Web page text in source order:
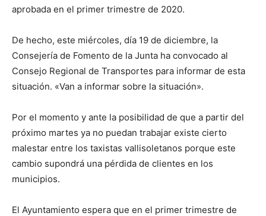
aprobada en el primer trimestre de 2020.
De hecho, este miércoles, día 19 de diciembre, la
Consejería de Fomento de la Junta ha convocado al
Consejo Regional de Transportes para informar de esta
situación. «Van a informar sobre la situación».
Por el momento y ante la posibilidad de que a partir del
próximo martes ya no puedan trabajar existe cierto
malestar entre los taxistas vallisoletanos porque este
cambio supondrá una pérdida de clientes en los
municipios.
El Ayuntamiento espera que en el primer trimestre de